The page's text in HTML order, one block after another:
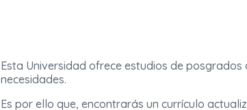
Esta Universidad ofrece estudios de
necesidades.
Es por ello que, encontrarás un currículo